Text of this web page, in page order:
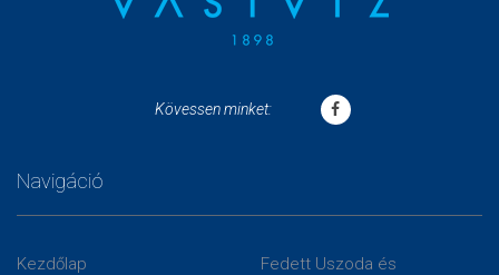
Kövessen minket:
Navigáció
Kezdőlap
Fedett Uszoda és